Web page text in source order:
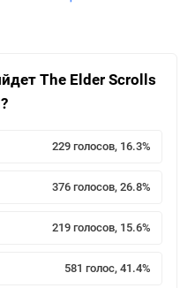
The Elder Scrolls
229 голосов, 16.3%
376 голосов, 26.8%
219 голосов, 15.6%
581 голос, 41.4%